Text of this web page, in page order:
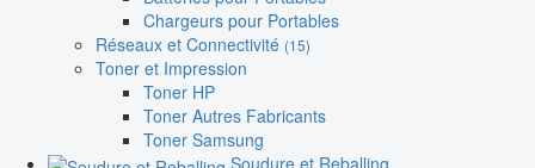
Chargeurs pour Portables
Réseaux et Connectivité (15)
Toner et Impression
Toner HP
Toner Autres Fabricants
Toner Samsung